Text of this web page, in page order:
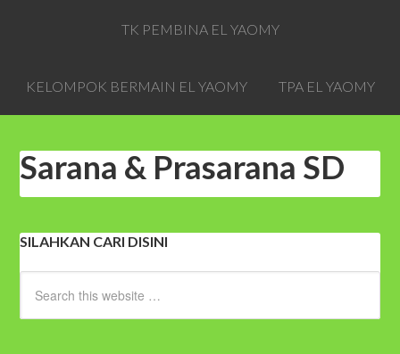
TK PEMBINA EL YAOMY
KELOMPOK BERMAIN EL YAOMY TPA EL YAOMY
Sarana & Prasarana SD
SILAHKAN CARI DISINI